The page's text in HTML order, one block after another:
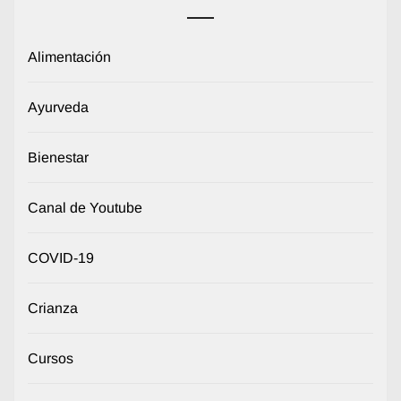
Alimentación
Ayurveda
Bienestar
Canal de Youtube
COVID-19
Crianza
Cursos